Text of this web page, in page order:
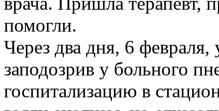
помогли.
Через два дня, 6 февраля,
заподозрив у больного
госпитализацию в